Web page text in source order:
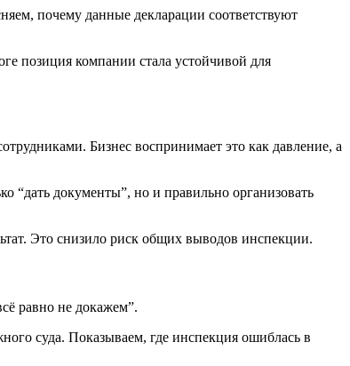
почему данные декларации соответствуют
позиция компании стала устойчивой для
Бизнес воспринимает это как давление, а
“дать документы”, но и правильно организовать
Это снизило риск общих выводов инспекции.
равно не докажем”.
суда. Показываем, где инспекция ошиблась в